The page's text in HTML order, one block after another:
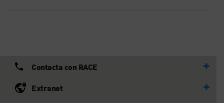
Contacta con RACE
Extranet